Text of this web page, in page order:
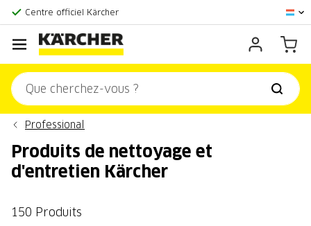
Score client:9,3/10
Professional
Produits de nettoyage et
d'entretien Kärcher
150 Produits